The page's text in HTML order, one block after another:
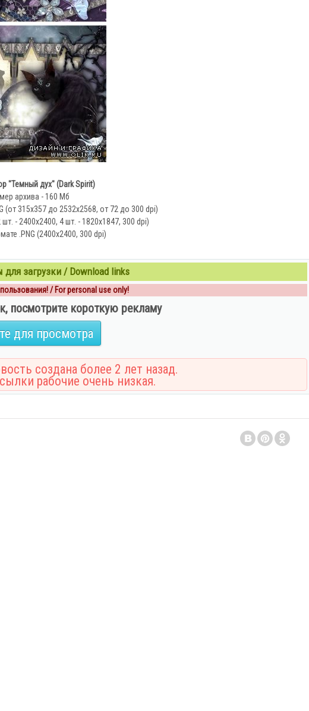
"Темный дух" (Dark Spirit)
архива - 160 Мб
(от 315х357 до 2532х2568, от 72 до 300 dpi)
- 2400х2400, 4 шт. - 1820х1847, 300 dpi)
.PNG (2400х2400, 300 dpi)
загрузки / Download links
/ For personal use only!
посмотрите короткую рекламу
для просмотра
создана более 2 лет назад.
рабочие очень низкая.